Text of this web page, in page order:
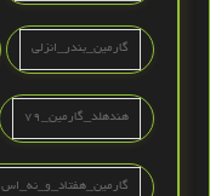
گارمین_بندر_انزلی
هندهلد_گارمین_79
گارمین_هفتاد_و_نه_اس